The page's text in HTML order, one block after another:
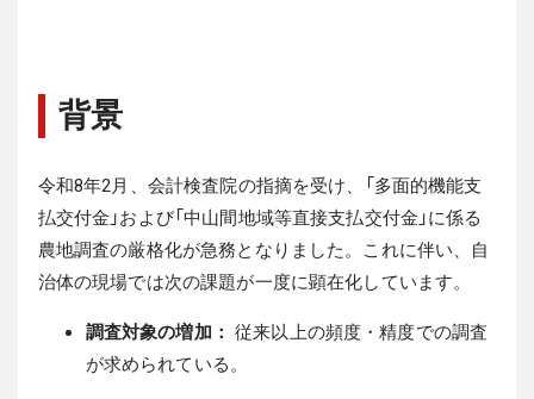
背景
令和8年2月、会計検査院の指摘を受け、「多面的機能支
払交付金」および「中山間地域等直接支払交付金」に係る
農地調査の厳格化が急務となりました。これに伴い、自
治体の現場では次の課題が一度に顕在化しています。
調査対象の増加： 従来以上の頻度・精度での調査
が求められている。